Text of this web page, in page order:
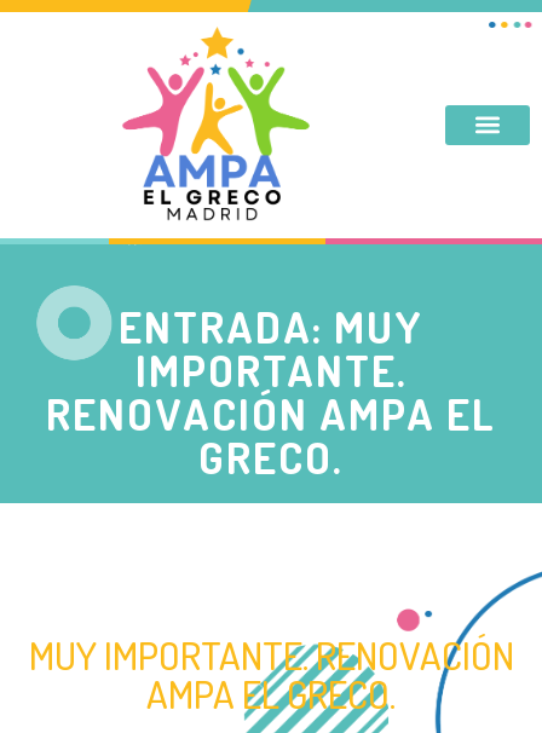
ENTRADA: MUY
IMPORTANTE.
RENOVACIÓN AMPA EL
GRECO.
MUY IMPORTANTE. RENOVACIÓN
AMPA EL GRECO.